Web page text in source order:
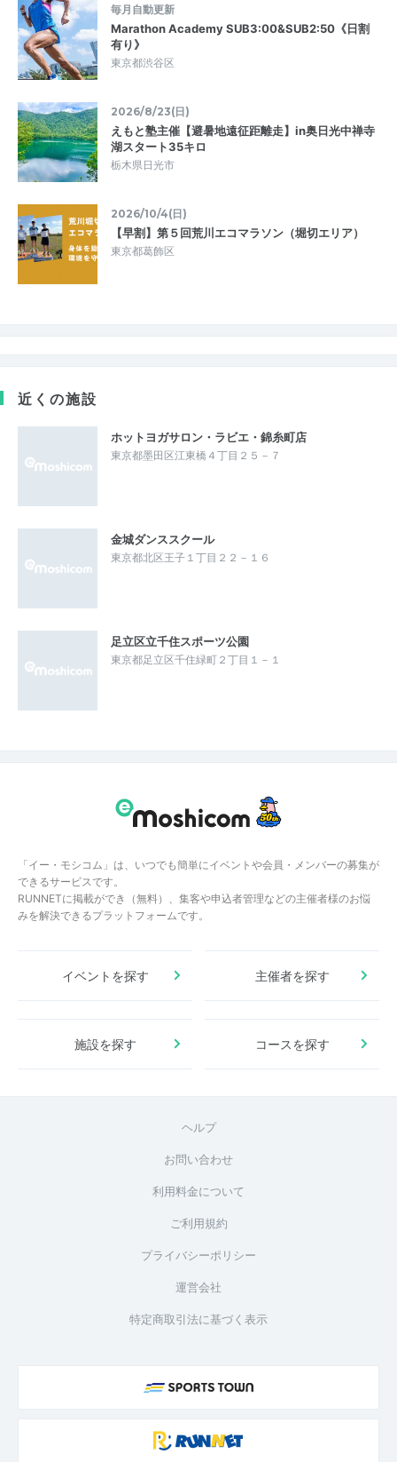
毎月自動更新
Marathon Academy SUB3:00&SUB2:50《日割
有り》
東京都渋谷区
2026/8/23(日)
えもと塾主催【避暑地遠征距離走】in奥日光中禅寺
湖スタート35キロ
栃木県日光市
2026/10/4(日)
【早割】第５回荒川エコマラソン（堀切エリア）
東京都葛飾区
近くの施設
ホットヨガサロン・ラビエ・錦糸町店
東京都墨田区江東橋４丁目２５－７
金城ダンススクール
東京都北区王子１丁目２２－１６
足立区立千住スポーツ公園
東京都足立区千住緑町２丁目１－１
「イー・モシコム」は、いつでも簡単にイベントや会員・メンバーの募集が
できるサービスです。
RUNNETに掲載ができ（無料）、集客や申込者管理などの主催者様のお悩
みを解決できるプラットフォームです。
イベントを探す 主催者を探す
施設を探す コースを探す
ヘルプ
お問い合わせ
利用料金について
ご利用規約
プライバシーポリシー
運営会社
特定商取引法に基づく表示